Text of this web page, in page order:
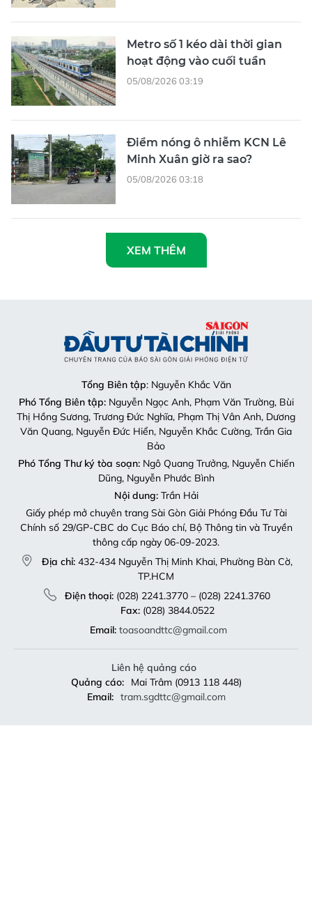
Metro số 1 kéo dài thời gian
hoạt động vào cuối tuần
05/08/2026 03:19
Điểm nóng ô nhiễm KCN Lê
Minh Xuân giờ ra sao?
05/08/2026 03:18
XEM THÊM
Tổng Biên tập: Nguyễn Khắc Văn
Phó Tổng Biên tập:Nguyễn Ngọc Anh, Phạm Văn Trường, Bùi
Thị Hồng Sương, Trương Đức Nghĩa, Phạm Thị Vân Anh, Dương
Văn Quang, Nguyễn Đức Hiển, Nguyễn Khắc Cường, Trần Gia
Bảo
Phó Tổng Thư ký tòa soạn:Ngô Quang Trưởng, Nguyễn Chiến
Dũng, Nguyễn Phước Bình
Nội dung:Trần Hải
Giấy phép mở chuyên trang Sài Gòn Giải Phóng Đầu Tư Tài
Chính số 29/GP-CBC do Cục Báo chí, Bộ Thông tin và Truyền
thông cấp ngày 06-09-2023.
Địa chỉ: 432-434 Nguyễn Thị Minh Khai, Phường Bàn Cờ,
TP.HCM
Điện thoại:(028) 2241.3770 – (028) 2241.3760
Fax:(028) 3844.0522
Email: toasoandttc@gmail.com
Liên hệ quảng cáo
Quảng cáo:
Mai Trâm (0913 118 448)
Email: tram.sgdttc@gmail.com